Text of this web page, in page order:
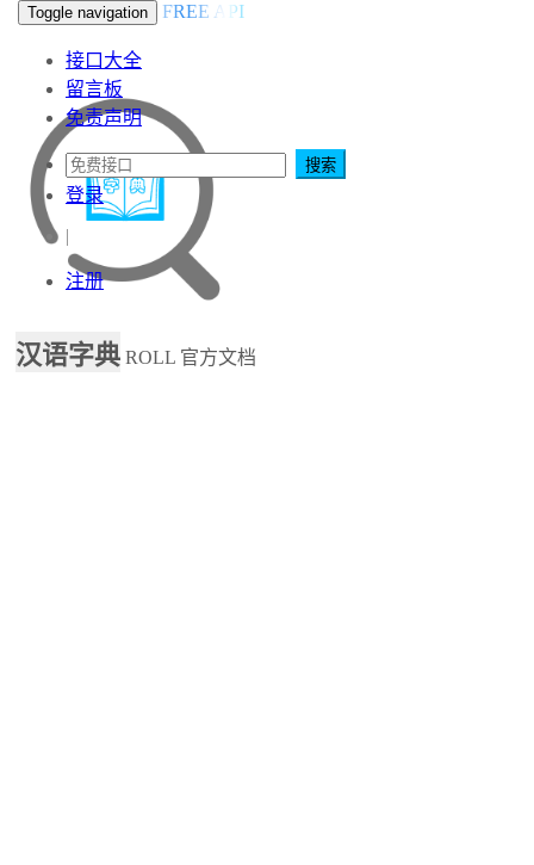
Toggle navigation FREE API
接口大全
留言板
免责声明
搜索
登录
|
注册
汉语字典 ROLL 官方文档